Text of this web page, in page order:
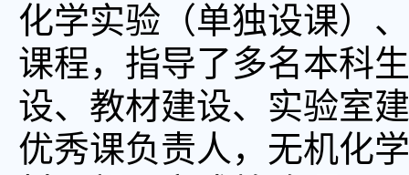
化学实验（单独设课）
课程，指导了多名本科
设、教材建设、实验室
优秀课负责人，无机化